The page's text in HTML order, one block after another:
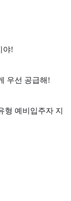
야!
우선 공급해!
형 예비입주자 지